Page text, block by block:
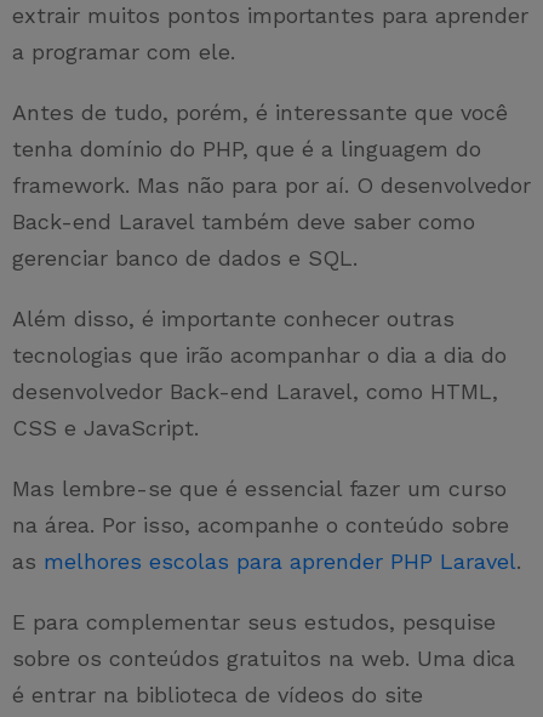
extrair muitos pontos importantes para aprender
a programar com ele.
Antes de tudo, porém, é interessante que você
tenha domínio do PHP, que é a linguagem do
framework. Mas não para por aí. O desenvolvedor
Back-end Laravel também deve saber como
gerenciar banco de dados e SQL.
Além disso, é importante conhecer outras
tecnologias que irão acompanhar o dia a dia do
desenvolvedor Back-end Laravel, como HTML,
CSS e JavaScript.
Mas lembre-se que é essencial fazer um curso
na área. Por isso, acompanhe o conteúdo sobre
as melhores escolas para aprender PHP Laravel.
E para complementar seus estudos, pesquise
sobre os conteúdos gratuitos na web. Uma dica
é entrar na biblioteca de vídeos do site